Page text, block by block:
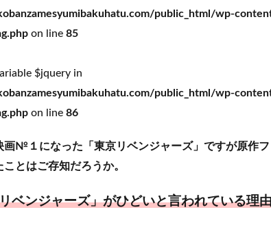
public_html/wp-
on line 85
$jquery in
public_html/wp-
on line 86
画№１になった「東京リベンジャーズ」ですが原作
とはご存知だろうか。
ベンジャーズ」がひどいと言われている理